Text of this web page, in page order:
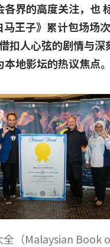
各界的高度关注，也
马王子》累计包场场
扣人心弦的剧情与深
地影坛的热议焦点。
全（Malaysian Book